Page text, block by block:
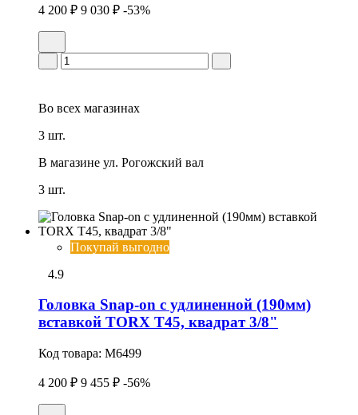
4 200 ₽ 9 030 ₽ -53%
Во всех магазинах
3 шт.
В магазине ул. Рогожский вал
3 шт.
Покупай выгодно
4.9
Головка Snap-on с удлиненной (190мм)
вставкой TORX T45, квадрат 3/8"
Код товара: M6499
4 200 ₽ 9 455 ₽ -56%